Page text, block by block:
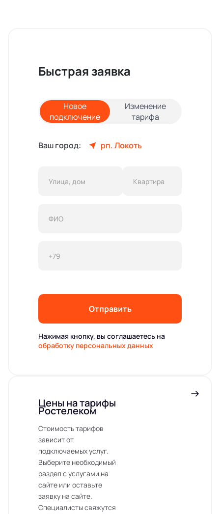
Быстрая заявка
Новое
подключение
Изменение
тарифа
Ваш город: рп. Локоть
Отправить
Нажимая кнопку, вы соглашаетесь на
обработку персональных данных
Цены на тарифы
Ростелеком
Стоимость тарифов
зависит от
подключаемых услуг.
Выберите необходимый
раздел с услугами на
сайте или оставьте
заявку на сайте.
Специалисты свяжутся